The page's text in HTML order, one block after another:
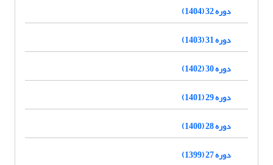
دوره 32 (1404)
دوره 31 (1403)
دوره 30 (1402)
دوره 29 (1401)
دوره 28 (1400)
دوره 27 (1399)